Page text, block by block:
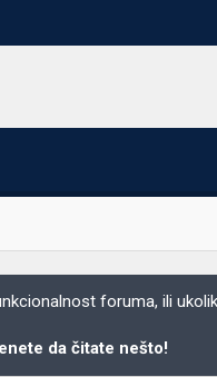
foruma, ili
da čitate nešto!